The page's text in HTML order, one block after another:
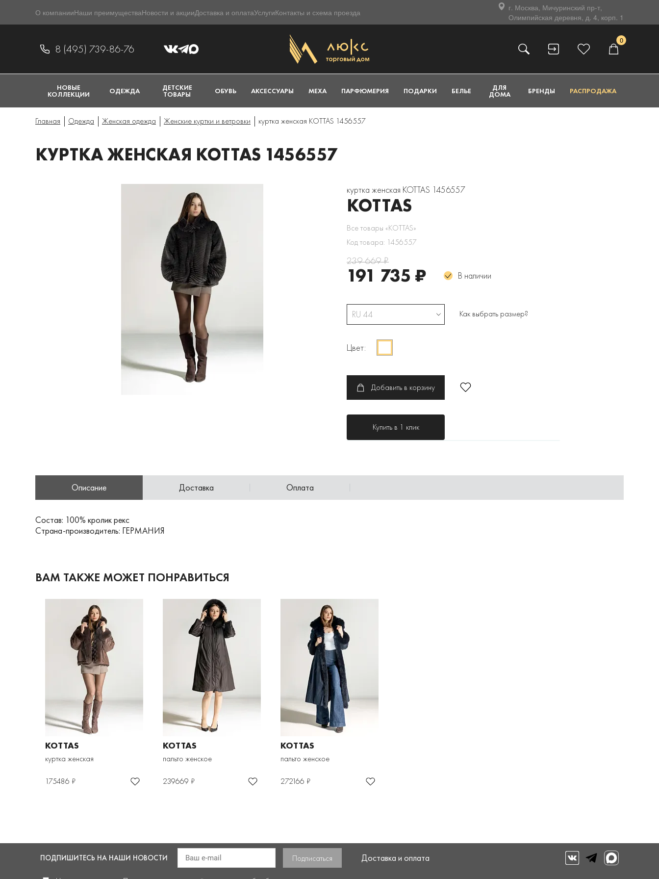
О компанииНаши преимуществаНовости и акцииДоставка и оплатаУслугиКонтакты и схема проезда
г. Москва, Мичуринский пр-т,
Олимпийская деревня, д. 4, корп. 1
8 (495) 739-86-76
0
НОВЫЕ
КОЛЛЕКЦИИ ОДЕЖДА ДЕТСКИЕ
ТОВАРЫ ОБУВЬ АКСЕССУАРЫ МЕХА ПАРФЮМЕРИЯ ПОДАРКИ БЕЛЬЕ ДЛЯ
ДОМА БРЕНДЫ РАСПРОДАЖА
Главная Одежда Женская одежда Женские куртки и ветровки куртка женская KOTTAS 1456557
КУРТКА ЖЕНСКАЯ KOTTAS 1456557
куртка женская KOTTAS 1456557
KOTTAS
Все товары «KOTTAS»
Код товара: 1456557
239 669 ₽
191 735 ₽ В наличии
RU 44 Как выбрать размер?
Цвет:
Добавить в корзину
Купить в 1 клик
Описание Доставка Оплата
Состав: 100% кролик рекс
Страна-производитель: ГЕРМАНИЯ
ВАМ ТАКЖЕ МОЖЕТ ПОНРАВИТЬСЯ
KOTTAS
куртка женская
175486 ₽
KOTTAS
пальто женское
239669 ₽
KOTTAS
пальто женское
272166 ₽
ПОДПИШИТЕСЬ НА НАШИ НОВОСТИ Доставка и оплата